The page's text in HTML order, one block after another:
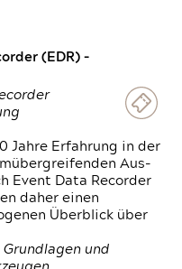
(EDR) –
Jahre Erfahrung in der
Aus-
Event Data Recorder
daher einen
Überblick über
Grundlagen und